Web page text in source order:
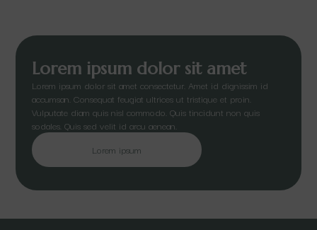
Lorem ipsum dolor sit amet
Lorem ipsum dolor sit amet consectetur. Amet id dignissim id
accumsan. Consequat feugiat ultrices ut tristique et proin.
Vulputate diam quis nisl commodo. Quis tincidunt non quis
sodales. Quis sed velit id arcu aenean.
Lorem ipsum